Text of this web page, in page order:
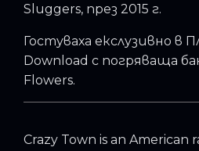
Sluggers, през 2015 г.
Гостуваха екслузивно в
Download с погряваща
Flowers.
Crazy Town is an American